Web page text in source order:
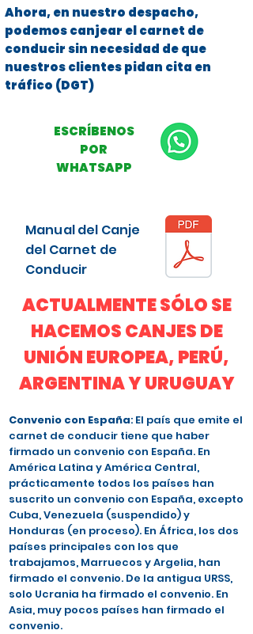
Ahora, en nuestro despacho,
podemos canjear el carnet de
conducir sin necesidad de que
nuestros clientes pidan cita en
tráfico (DGT)
ESCRÍBENOS
POR
WHATSAPP
Manual del Canje
del Carnet de
Conducir
ACTUALMENTE SÓLO SE
HACEMOS CANJES DE
UNIÓN EUROPEA, PERÚ,
ARGENTINA Y URUGUAY
Convenio con España: El país que emite el
carnet de conducir tiene que haber
firmado un convenio con España. En
América Latina y América Central,
prácticamente todos los países han
suscrito un convenio con España, excepto
Cuba, Venezuela (suspendido) y
Honduras (en proceso). En África, los dos
países principales con los que
trabajamos, Marruecos y Argelia, han
firmado el convenio. De la antigua URSS,
solo Ucrania ha firmado el convenio. En
Asia, muy pocos países han firmado el
convenio.